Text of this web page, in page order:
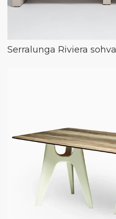
Serralunga Riviera sohva